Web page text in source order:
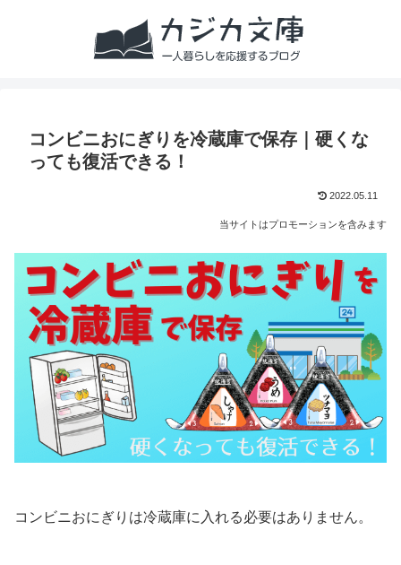
コンビニおにぎりを冷蔵庫で保存｜硬くな
っても復活できる！
2022.05.11
当サイトはプロモーションを含みます
コンビニおにぎりは冷蔵庫に入れる必要はありません。